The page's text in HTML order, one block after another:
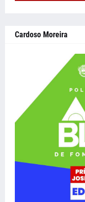
Cardoso Moreira